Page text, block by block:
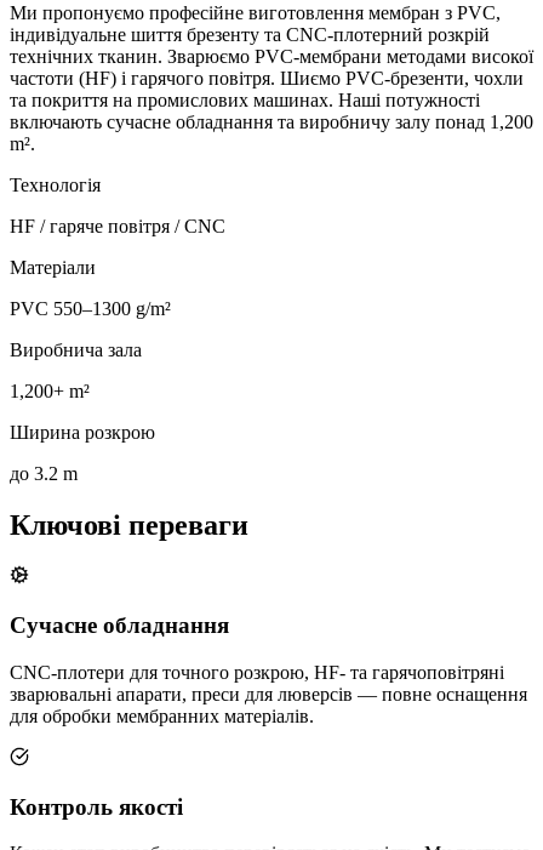
Ми пропонуємо професійне виготовлення мембран з PVC,
індивідуальне шиття брезенту та CNC-плотерний розкрій
технічних тканин. Зварюємо PVC-мембрани методами високої
частоти (HF) і гарячого повітря. Шиємо PVC-брезенти, чохли
та покриття на промислових машинах. Наші потужності
включають сучасне обладнання та виробничу залу понад 1,200
m².
Технологія
HF / гаряче повітря / CNC
Матеріали
PVC 550–1300 g/m²
Виробнича зала
1,200+ m²
Ширина розкрою
до 3.2 m
Ключові переваги
Сучасне обладнання
CNC-плотери для точного розкрою, HF- та гарячоповітряні
зварювальні апарати, преси для люверсів — повне оснащення
для обробки мембранних матеріалів.
Контроль якості